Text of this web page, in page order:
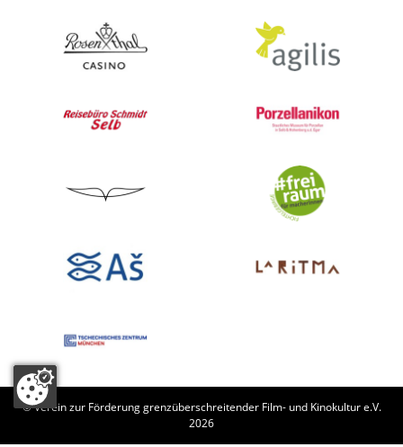
© Verein zur Förderung grenzüberschreitender Film- und Kinokultur e.V.
2026